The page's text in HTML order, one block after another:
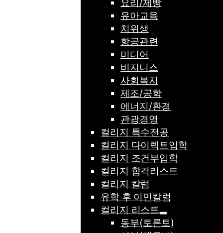
요리/제빵
유아교육
치위생
항공관련
미디어
비지니스
사회복지
제조/공학
에너지/환경
관광경영
컬리지 특수전공
컬리지 다이렉트입학
컬리지 조건부입학
컬리지 합격리스트
컬리지 칼럼
유학 후 이민칼럼
컬리지 리스트
동부(토론토)